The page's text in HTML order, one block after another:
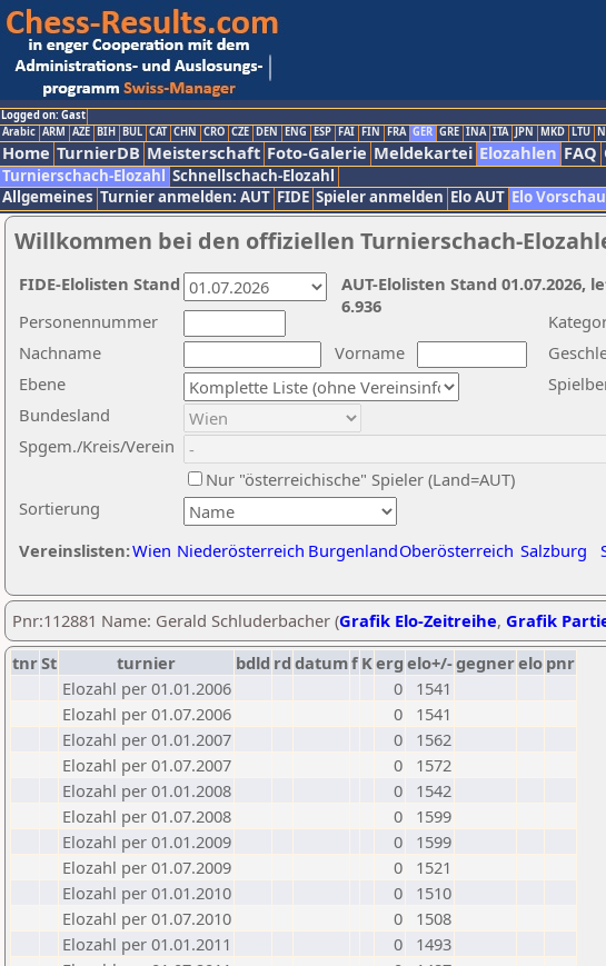
Logged on: Gast
Arabic ARM AZE BIH BUL CAT CHN CRO CZE DEN ENG ESP FAI FIN FRA GER GRE INA ITA JPN MKD LTU
Home TurnierDB Meisterschaft Foto-Galerie Meldekartei Elozahlen FAQ
Turnierschach-Elozahl Schnellschach-Elozahl
Allgemeines Turnier anmelden: AUT FIDE Spieler anmelden Elo AUT Elo Vorschau
Willkommen bei den offiziellen Turnierschach-
Nachname
Vorname
Ebene
Sortierung
Personennummer
Bundesland
Spgem./Kreis/Verein
Nur "österreichische" Spieler (Land=AUT)
Vereinslisten:Wien Niederösterreich BurgenlandOberösterreich Salzburg
AUT-Elolisten Stand 01.07.2026,
6.936
FIDE-Elolisten Stand
Pnr:112881 Name: Gerald Schluderbacher (Grafik Elo-Zeitreihe, Grafik
tnrSt turnier bdld rd datumf Kerg elo+/-gegnerelo pnr
Elozahl per 01.01.2006
0
1541
Elozahl per 01.07.2006
0
1541
Elozahl per 01.01.2007
0
1562
Elozahl per 01.07.2007
0
1572
Elozahl per 01.01.2008
0
1542
Elozahl per 01.07.2008
0
1599
Elozahl per 01.01.2009
0
1599
Elozahl per 01.07.2009
0
1521
Elozahl per 01.01.2010
0
1510
Elozahl per 01.07.2010
0
1508
Elozahl per 01.01.2011
0
1493